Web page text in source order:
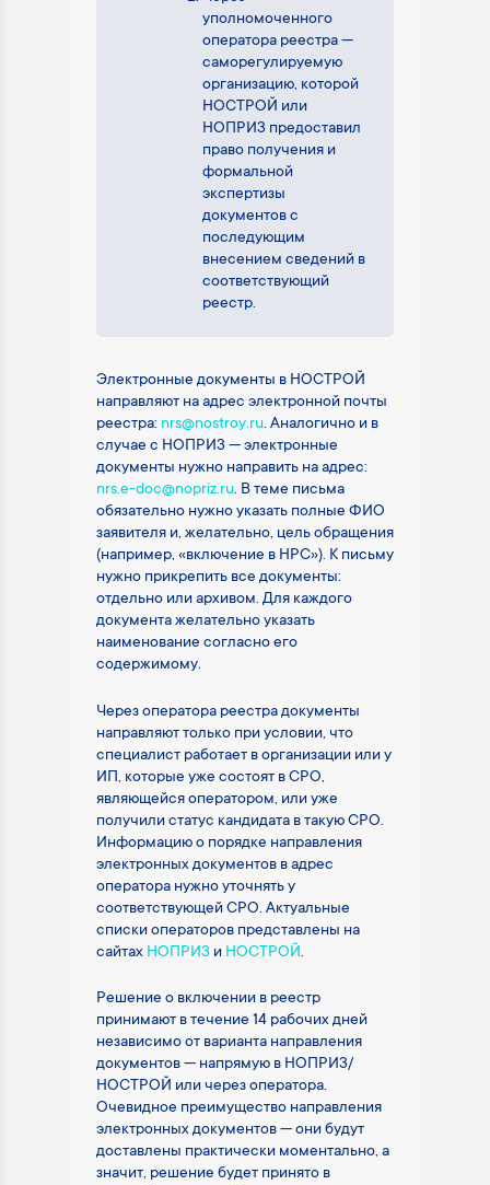
уполномоченного
оператора реестра —
саморегулируемую
организацию, которой
НОСТРОЙ или
НОПРИЗ предоставил
право получения и
формальной
экспертизы
документов с
последующим
внесением сведений в
соответствующий
реестр.
Электронные документы в НОСТРОЙ
направляют на адрес электронной почты
реестра: nrs@nostroy.ru. Аналогично и в
случае с НОПРИЗ — электронные
документы нужно направить на адрес:
nrs.e-doc@nopriz.ru. В теме письма
обязательно нужно указать полные ФИО
заявителя и, желательно, цель обращения
(например, «включение в НРС»). К письму
нужно прикрепить все документы:
отдельно или архивом. Для каждого
документа желательно указать
наименование согласно его
содержимому.
Через оператора реестра документы
направляют только при условии, что
специалист работает в организации или у
ИП, которые уже состоят в СРО,
являющейся оператором, или уже
получили статус кандидата в такую СРО.
Информацию о порядке направления
электронных документов в адрес
оператора нужно уточнять у
соответствующей СРО. Актуальные
списки операторов представлены на
сайтах НОПРИЗ и НОСТРОЙ.
Решение о включении в реестр
принимают в течение 14 рабочих дней
независимо от варианта направления
документов — напрямую в НОПРИЗ/
НОСТРОЙ или через оператора.
Очевидное преимущество направления
электронных документов — они будут
доставлены практически моментально, а
значит, решение будет принято в